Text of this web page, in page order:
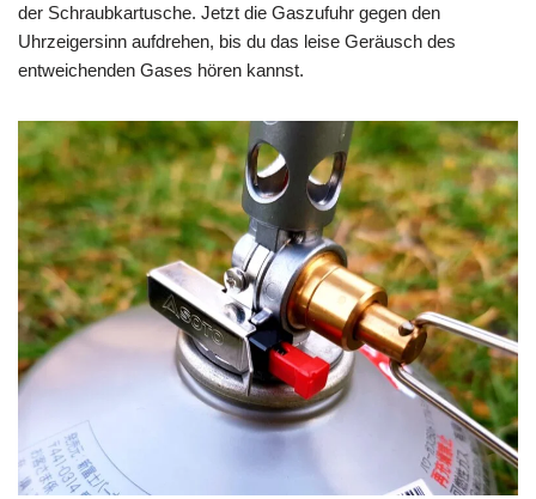
der Schraubkartusche. Jetzt die Gaszufuhr gegen den
Uhrzeigersinn aufdrehen, bis du das leise Geräusch des
entweichenden Gases hören kannst.